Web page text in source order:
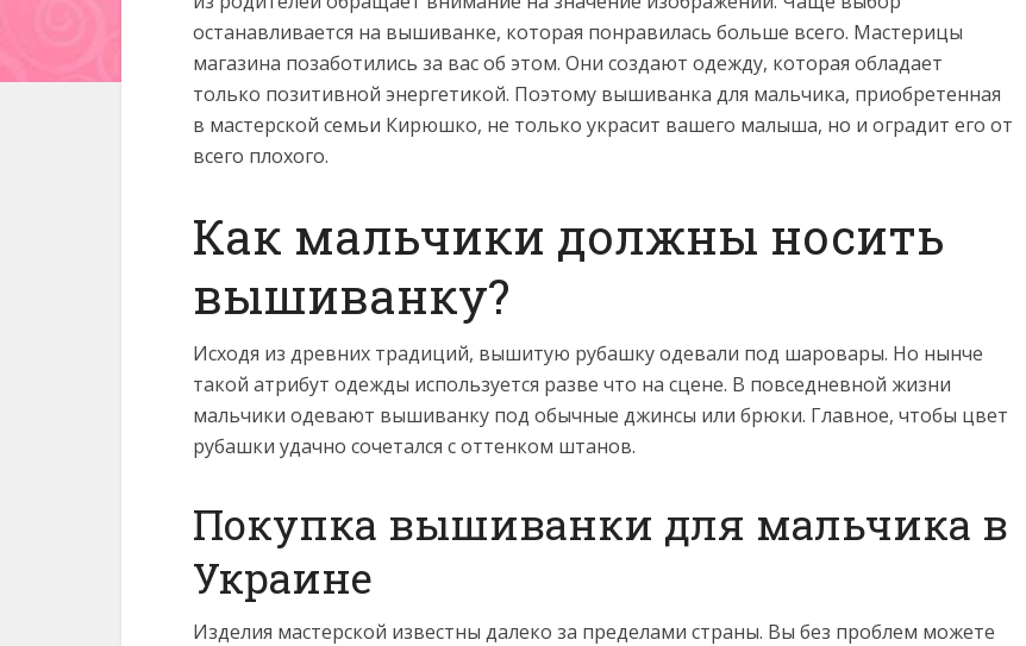
останавливается на вышиванке, которая понравилась больше всего. Мастерицы
магазина позаботились за вас об этом. Они создают одежду, которая обладает
только позитивной энергетикой. Поэтому вышиванка для мальчика, приобретенная
в мастерской семьи Кирюшко, не только украсит вашего малыша, но и оградит его от
всего плохого.
Как мальчики должны носить
вышиванку?
Исходя из древних традиций, вышитую рубашку одевали под шаровары. Но нынче
такой атрибут одежды используется разве что на сцене. В повседневной жизни
мальчики одевают вышиванку под обычные джинсы или брюки. Главное, чтобы цвет
рубашки удачно сочетался с оттенком штанов.
Покупка вышиванки для мальчика в
Украине
Изделия мастерской известны далеко за пределами страны. Вы без проблем можете